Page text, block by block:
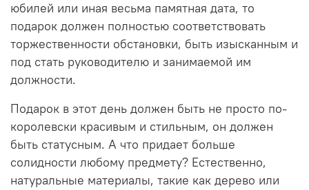
юбилей или иная весьма памятная дата, то
подарок должен полностью соответствовать
торжественности обстановки, быть изысканным и
под стать руководителю и занимаемой им
должности.
Подарок в этот день должен быть не просто по-
королевски красивым и стильным, он должен
быть статусным. А что придает больше
солидности любому предмету? Естественно,
натуральные материалы, такие как дерево или